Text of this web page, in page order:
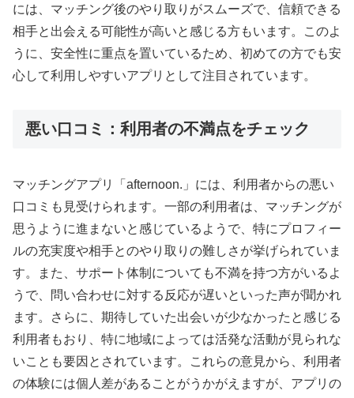
には、マッチング後のやり取りがスムーズで、信頼できる
相手と出会える可能性が高いと感じる方もいます。このよ
うに、安全性に重点を置いているため、初めての方でも安
心して利用しやすいアプリとして注目されています。
悪い口コミ：利用者の不満点をチェック
マッチングアプリ「afternoon.」には、利用者からの悪い
口コミも見受けられます。一部の利用者は、マッチングが
思うように進まないと感じているようで、特にプロフィー
ルの充実度や相手とのやり取りの難しさが挙げられていま
す。また、サポート体制についても不満を持つ方がいるよ
うで、問い合わせに対する反応が遅いといった声が聞かれ
ます。さらに、期待していた出会いが少なかったと感じる
利用者もおり、特に地域によっては活発な活動が見られな
いことも要因とされています。これらの意見から、利用者
の体験には個人差があることがうかがえますが、アプリの